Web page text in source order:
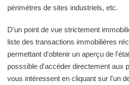
périmètres de sites industriels, etc.
D'un point de vue strictement
liste des transactions immobilières
permettant d'obtenir un aperçu de
posssible d'accéder directement aux
vous intéressent en cliquant sur l'un